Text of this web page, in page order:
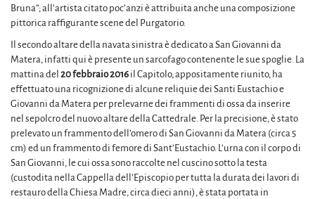
Bruna”; all’artista citato poc’anzi è attribuita anche una composizione
pittorica raffigurante scene del Purgatorio.
Il secondo altare della navata sinistra è dedicato a San Giovanni da
Matera, infatti qui è presente un sarcofago contenente le sue spoglie. La
mattina del 20 febbraio 2016 il Capitolo, appositamente riunito, ha
effettuato una ricognizione di alcune reliquie dei Santi Eustachio e
Giovanni da Matera per prelevarne dei frammenti di ossa da inserire
nel sepolcro del nuovo altare della Cattedrale. Per la precisione, è stato
prelevato un frammento dell’omero di San Giovanni da Matera (circa 5
cm) ed un frammento di femore di Sant’Eustachio. L’urna con il corpo di
San Giovanni, le cui ossa sono raccolte nel cuscino sotto la testa
(custodita nella Cappella dell’Episcopio per tutta la durata dei lavori di
restauro della Chiesa Madre, circa dieci anni), è stata portata in